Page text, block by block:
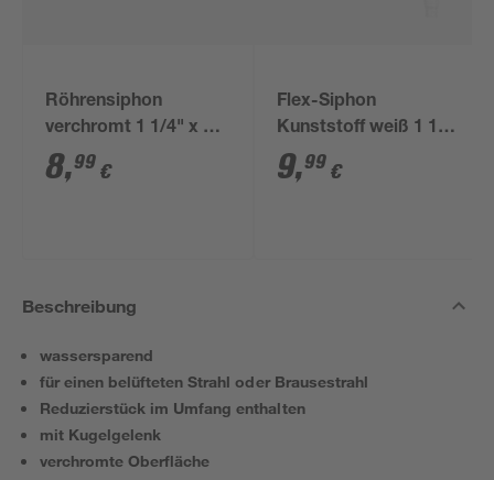
Röhrensiphon
verchromt 1 1/4" x 32
mm
8,99 €
Flex-Siphon
Kunststoff weiß 1 1/2'
x 40/50 mm
9,99 €
Beschreibung
wassersparend
für einen belüfteten Strahl oder Brausestrahl
Reduzierstück im Umfang enthalten
mit Kugelgelenk
verchromte Oberfläche